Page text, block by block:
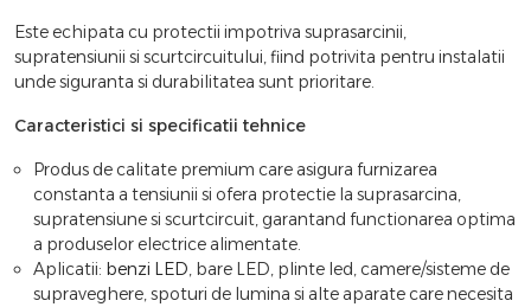
Este echipata cu protectii impotriva suprasarcinii,
supratensiunii si scurtcircuitului, fiind potrivita pentru instalatii
unde siguranta si durabilitatea sunt prioritare.
Caracteristici si specificatii tehnice
Produs de calitate premium care asigura furnizarea
constanta a tensiunii si ofera protectie la suprasarcina,
supratensiune si scurtcircuit, garantand functionarea optima
a produselor electrice alimentate.
Aplicatii: benzi LED, bare LED, plinte led, camere/sisteme de
supraveghere, spoturi de lumina si alte aparate care necesita